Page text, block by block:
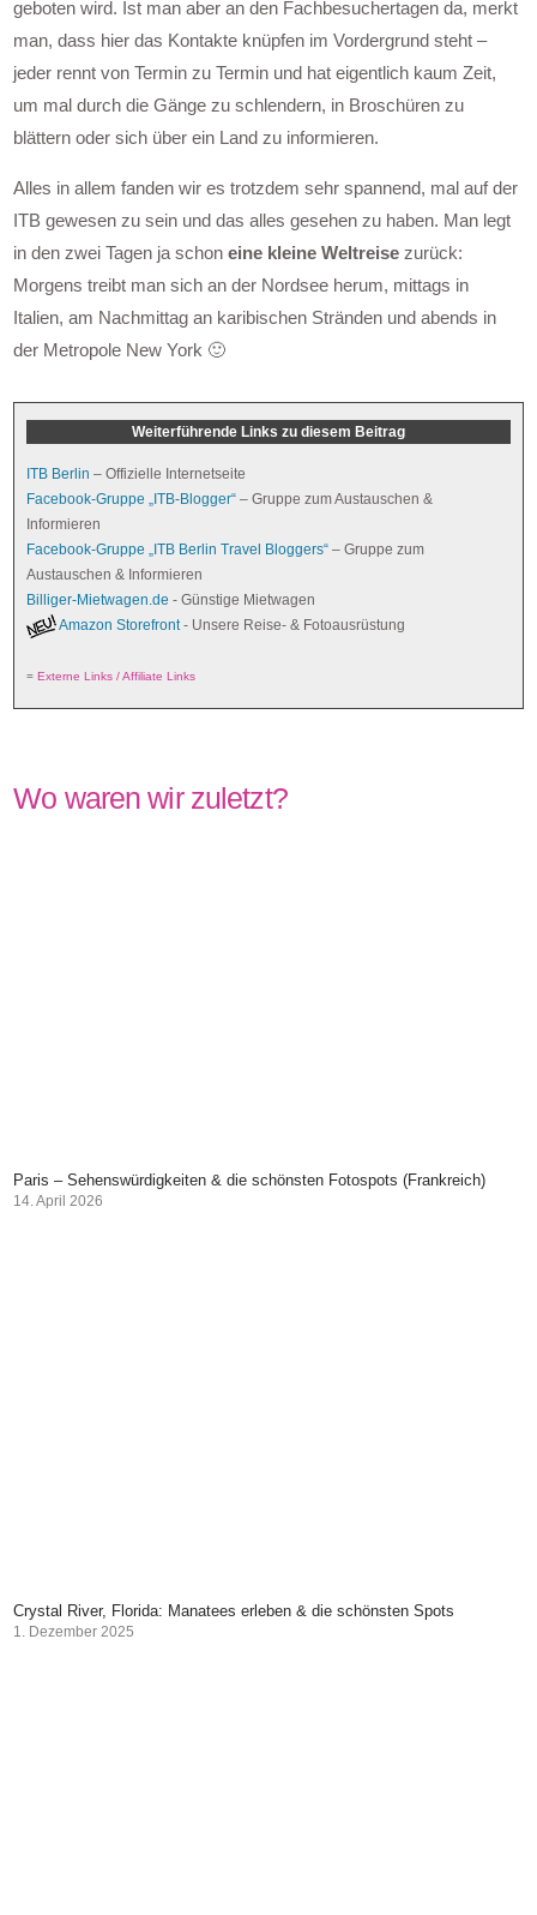
geboten wird. Ist man aber an den Fachbesuchertagen da, merkt
man, dass hier das Kontakte knüpfen im Vordergrund steht –
jeder rennt von Termin zu Termin und hat eigentlich kaum Zeit,
um mal durch die Gänge zu schlendern, in Broschüren zu
blättern oder sich über ein Land zu informieren.
Alles in allem fanden wir es trotzdem sehr spannend, mal auf der
ITB gewesen zu sein und das alles gesehen zu haben. Man legt
in den zwei Tagen ja schoneine kleine Weltreise zurück:
Morgens treibt man sich an der Nordsee herum, mittags in
Italien, am Nachmittag an karibischen Stränden und abends in
der Metropole New York 🙂
Weiterführende Links zu diesem Beitrag
ITB Berlin – Offizielle Internetseite
Facebook-Gruppe „ITB-Blogger“ – Gruppe zum Austauschen &
Informieren
Facebook-Gruppe „ITB Berlin Travel Bloggers“ – Gruppe zum
Austauschen & Informieren
Billiger-Mietwagen.de - Günstige Mietwagen
Amazon Storefront- Unsere Reise- & Fotoausrüstung
=Externe Links / Affiliate Links
Wo waren wir zuletzt?
Paris – Sehenswürdigkeiten & die schönsten Fotospots (Frankreich)
14. April 2026
Crystal River, Florida: Manatees erleben & die schönsten Spots
1. Dezember 2025